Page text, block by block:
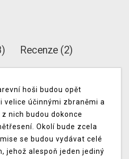
Recenze (2)
hoši budou opět
velice účinnými zbraněmi a
nich budou dokonce
Okolí bude zcela
se budou vydávat celé
jehož alespoň jeden jediný